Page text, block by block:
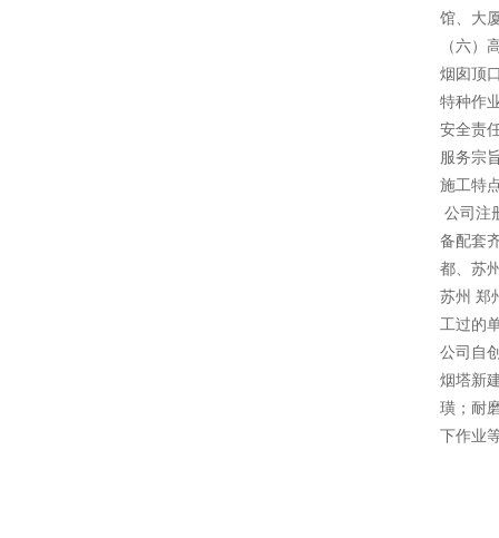
馆、大
（六）
烟囱顶
特种作
安全责
服务宗
施工特
公司注
备配套
都、苏
苏州 郑
工过的
公司自
烟塔新
璜；耐
下作业